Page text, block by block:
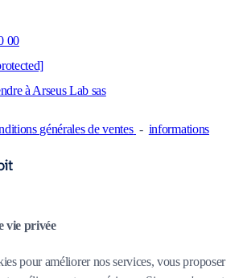
00
à Arseus Lab sas
générales de ventes - informations
vie privée
pour améliorer nos services, vous proposer